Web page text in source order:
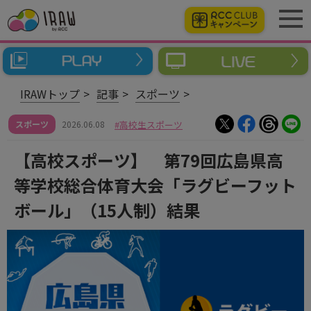
IRAWトップ 記事 スポーツ
スポーツ 2026.06.08 高校生スポーツ
【高校スポーツ】 第79回広島県高
等学校総合体育大会「ラグビーフット
ボール」（15人制）結果